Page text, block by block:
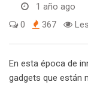
1 año ago
0
367
En esta época de
gadgets que están